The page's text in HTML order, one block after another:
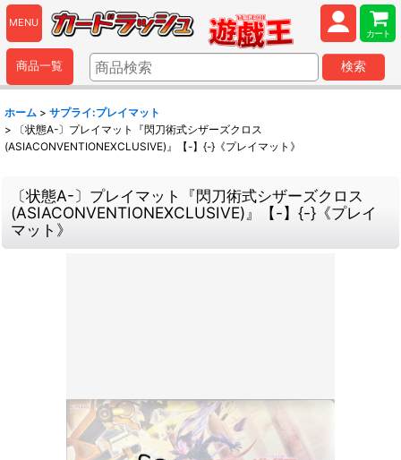
MENU
カート
商品一覧 検索
ホーム > サプライ:プレイマット
>
〔状態A-〕プレイマット『閃刀術式シザーズクロス
(ASIACONVENTIONEXCLUSIVE)』【-】{-}《プレイマット》
〔状態A-〕プレイマット『閃刀術式シザーズクロス
(ASIACONVENTIONEXCLUSIVE)』【-】{-}《プレイ
マット》